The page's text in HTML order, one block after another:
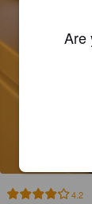
4.2
Are